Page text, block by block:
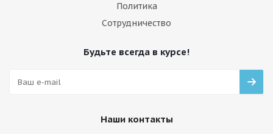
Политика
Сотрудничество
Будьте всегда в курсе!
Наши контакты